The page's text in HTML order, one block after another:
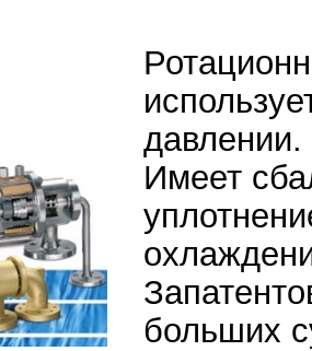
давлении.
Имеет
больших